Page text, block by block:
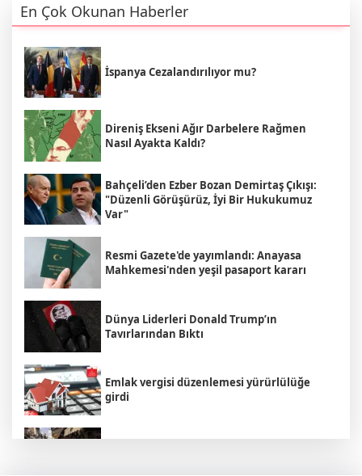
En Çok Okunan Haberler
İspanya Cezalandırılıyor mu?
Direniş Ekseni Ağır Darbelere Rağmen
Nasıl Ayakta Kaldı?
Bahçeli’den Ezber Bozan Demirtaş Çıkışı:
"Düzenli Görüşürüz, İyi Bir Hukukumuz
Var"
Resmi Gazete'de yayımlandı: Anayasa
Mahkemesi'nden yeşil pasaport kararı
Dünya Liderleri Donald Trump’ın
Tavırlarından Bıktı
Emlak vergisi düzenlemesi yürürlülüğe
girdi